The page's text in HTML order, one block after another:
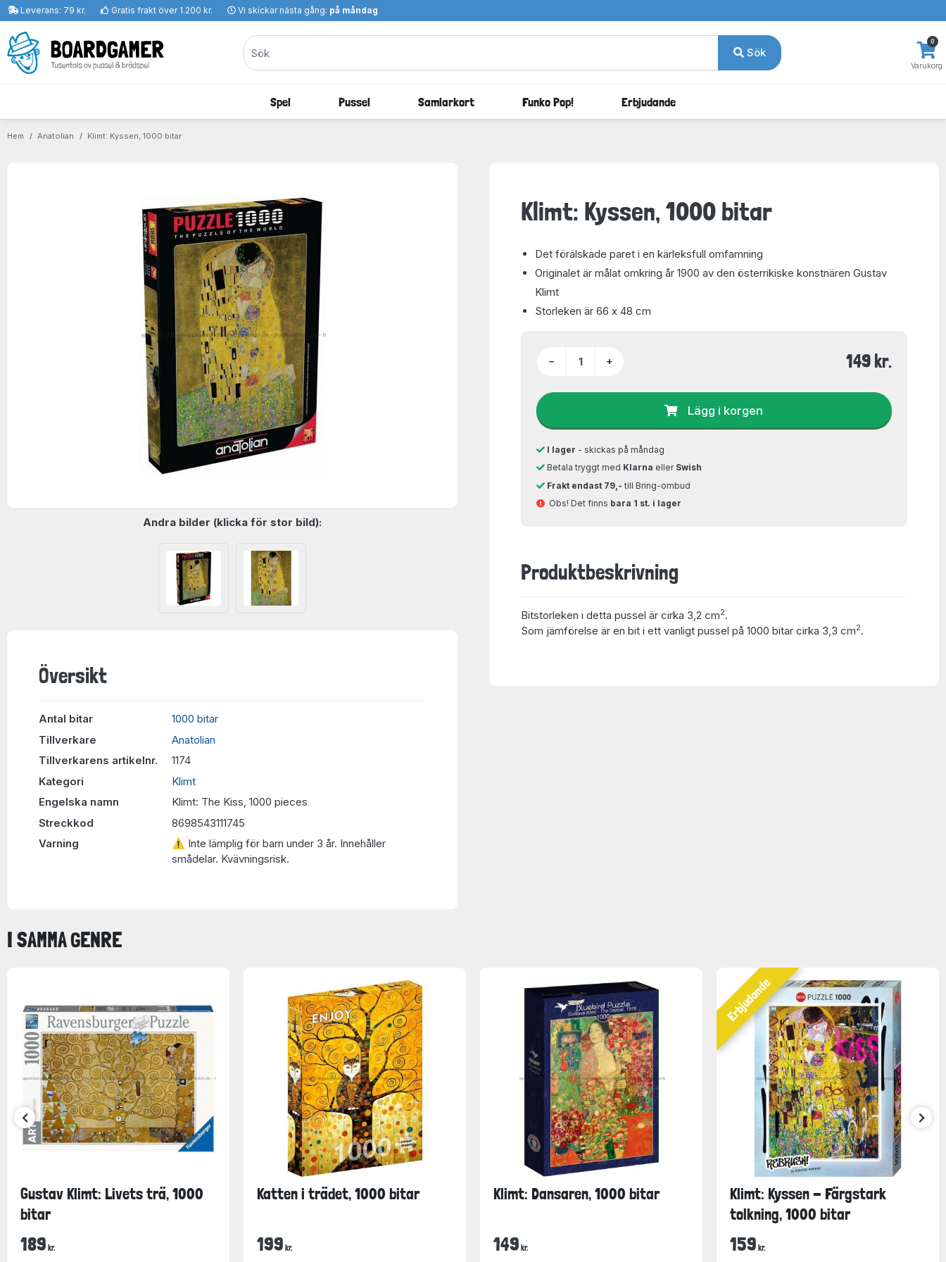
Leverans: 79 kr. Gratis frakt över 1.200 kr. Vi skickar nästa gång: på måndag
Sök
Varukorg
0
Spel Pussel Samlarkort Funko Pop! Erbjudande
Hem Anatolian Klimt: Kyssen, 1000 bitar
Andra bilder (klicka för stor bild):
Översikt
Antal bitar
1000 bitar
Tillverkare
Anatolian
Tillverkarens artikelnr.
1174
Kategori
Klimt
Engelska namn
Klimt: The Kiss, 1000 pieces
Streckkod
8698543111745
Varning
⚠ Inte lämplig för barn under 3 år. Innehåller
smådelar. Kvävningsrisk.
Klimt: Kyssen, 1000 bitar
Det förälskade paret i en kärleksfull omfamning
Originalet är målat omkring år 1900 av den österrikiske konstnären Gustav
Klimt
Storleken är 66 x 48 cm
− + 149 kr.
Lägg i korgen
I lager - skickas på måndag
Betala tryggt med Klarna eller Swish
Frakt endast 79,- till Bring-ombud
Obs! Det finns bara 1 st. i lager
Produktbeskrivning
Bitstorleken i detta pussel är cirka 3,2 cm2.
Som jämförelse är en bit i ett vanligt pussel på 1000 bitar cirka 3,3 cm2.
I SAMMA GENRE
Gustav Klimt: Livets trä, 1000
bitar
189 kr.
Katten i trädet, 1000 bitar
199 kr.
Klimt: Dansaren, 1000 bitar
149 kr.
Erbjudande
Klimt: Kyssen - Färgstark
tolkning, 1000 bitar
159 kr.